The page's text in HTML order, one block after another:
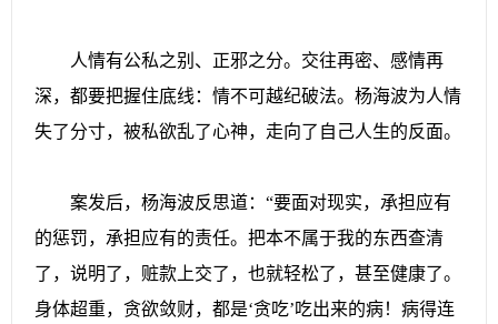
人情有公私之别、正邪之分。交往再密、感情再
深，都要把握住底线：情不可越纪破法。杨海波为人情
失了分寸，被私欲乱了心神，走向了自己人生的反面。
案发后，杨海波反思道：“要面对现实，承担应有
的惩罚，承担应有的责任。把本不属于我的东西查清
了，说明了，赃款上交了，也就轻松了，甚至健康了。
身体超重，贪欲敛财，都是‘贪吃’吃出来的病！病得连